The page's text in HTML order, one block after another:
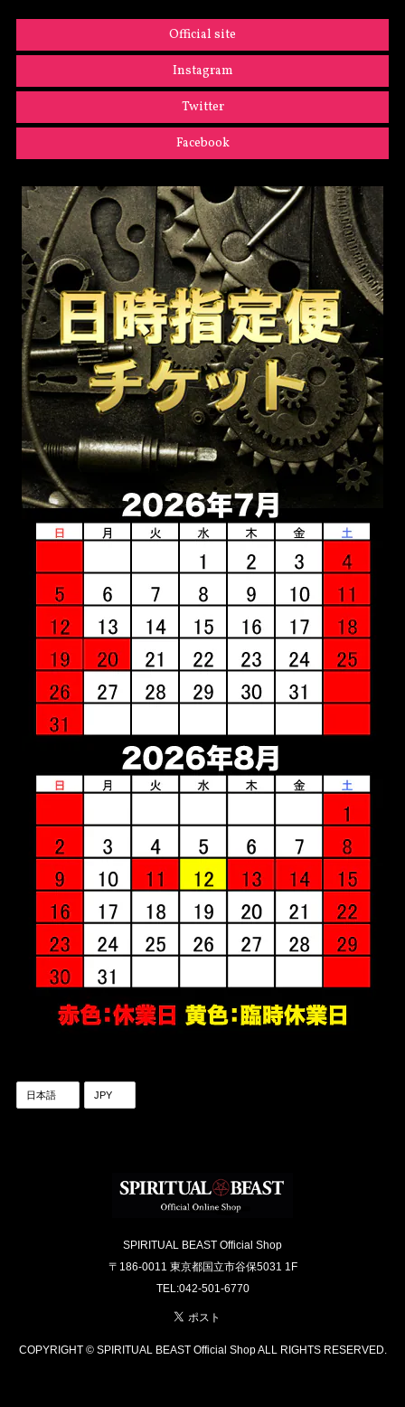
Official site
Instagram
Twitter
Facebook
SPIRITUAL BEAST Official Shop
〒186-0011 東京都国立市谷保5031 1F
TEL:042-501-6770
COPYRIGHT © SPIRITUAL BEAST Official Shop ALL RIGHTS RESERVED.